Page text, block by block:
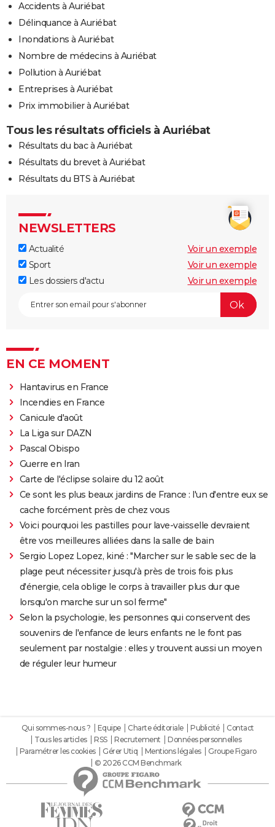
Accidents à Auriébat
Délinquance à Auriébat
Inondations à Auriébat
Nombre de médecins à Auriébat
Pollution à Auriébat
Entreprises à Auriébat
Prix immobilier à Auriébat
Tous les résultats officiels à Auriébat
Résultats du bac à Auriébat
Résultats du brevet à Auriébat
Résultats du BTS à Auriébat
NEWSLETTERS
Actualité
Voir un exemple
Sport
Voir un exemple
Les dossiers d'actu
Voir un exemple
EN CE MOMENT
Hantavirus en France
Incendies en France
Canicule d'août
La Liga sur DAZN
Pascal Obispo
Guerre en Iran
Carte de l'éclipse solaire du 12 août
Ce sont les plus beaux jardins de France : l'un d'entre eux se
cache forcément près de chez vous
Voici pourquoi les pastilles pour lave-vaisselle devraient
être vos meilleures alliées dans la salle de bain
Sergio Lopez Lopez, kiné : "Marcher sur le sable sec de la
plage peut nécessiter jusqu'à près de trois fois plus
d'énergie, cela oblige le corps à travailler plus dur que
lorsqu'on marche sur un sol ferme"
Selon la psychologie, les personnes qui conservent des
souvenirs de l'enfance de leurs enfants ne le font pas
seulement par nostalgie : elles y trouvent aussi un moyen
de réguler leur humeur
Qui sommes-nous ? Equipe Charte éditoriale Publicité
Contact
Tous les articles
RSS Recrutement
Données personnelles
Paramétrer les cookies
Gérer Utiq Mentions légales
Groupe Figaro
© 2026 CCM Benchmark